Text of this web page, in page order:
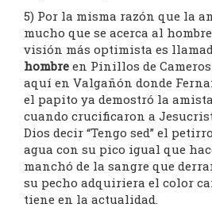
5) Por la misma razón que la
mucho que se acerca al
visión más optimista es
hombre en Pinillos de
aquí en Valgañón donde
el papito ya demostró la
cuando crucificaron a
Dios decir “Tengo sed” el
agua con su pico igual que
manchó de la sangre que
su pecho adquiriera el color
tiene en la actualidad.